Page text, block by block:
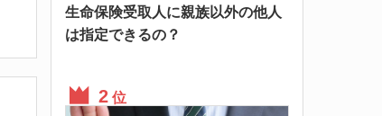
生命保険受取人に親族以外の他人
は指定できるの？
位